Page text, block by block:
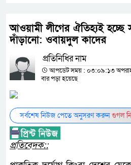
আওয়ামী লীগের ঐতিহ্যই হচ্ছে
দাঁড়ানো: ওবায়দুল কাদের
প্রতিনিধির নাম
আপডেট সময় : ০৩:০৯:১৩
বার পড়া হয়েছে
সর্বশেষ নিউজ পেতে অনুসরণ করুনগুগল
প্রতিবেদক::